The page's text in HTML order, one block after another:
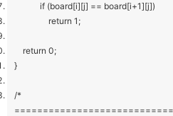
if (board[i][j] == board[i+1][j])
return 1;
return 0;
}
/*